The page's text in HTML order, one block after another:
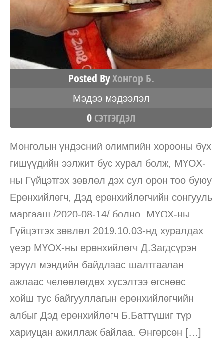
Posted ByХонгор Б.
Мэдээ мэдээлэл
0 СЭТГЭГДЭЛ
Монголын үндэсний олимпийн хорооны бүх
гишүүдийн ээлжит бус хурал болж, МҮОХ-
ны Гүйцэтгэх зөвлөл дэх сул орон тоо буюу
Ерөнхийлөгч, Дэд ерөнхийлөгчийн сонгууль
маргааш /2020-08-14/ болно. МҮОХ-ны
Гүйцэтгэх зөвлөл 2019.10.03-нд хуралдах
үеэр МҮОХ-ны ерөнхийлөгч Д.Загдсүрэн
эрүүл мэндийн байдлаас шалтгаалан
ажлаас чөлөөлөгдөх хүсэлтээ өгснөөс
хойш тус байгууллагын ерөнхийлөгчийн
албыг Дэд ерөнхийлөгч Б.Баттүшиг түр
хариуцан ажиллаж байлаа. Өнгөрсөн […]